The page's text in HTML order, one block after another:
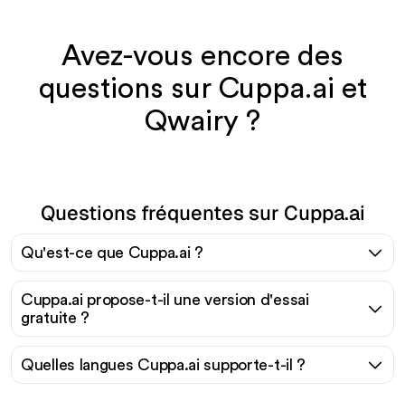
Avez-vous encore des
questions sur Cuppa.ai et
Qwairy ?
Questions fréquentes sur Cuppa.ai
Qu'est-ce que Cuppa.ai ?
Cuppa.ai propose-t-il une version d'essai
gratuite ?
Quelles langues Cuppa.ai supporte-t-il ?